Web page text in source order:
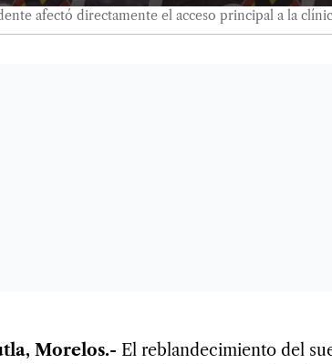
afectó directamente el acceso principal a la
Morelos.- El reblandecimiento del